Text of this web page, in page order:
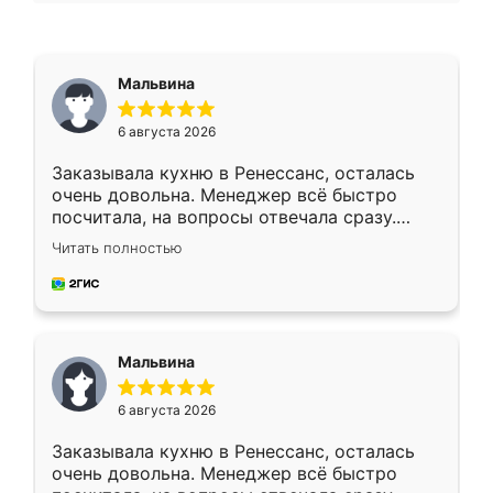
Мальвина
6 августа 2026
Заказывала кухню в Ренессанс, осталась
очень довольна. Менеджер всё быстро
посчитала, на вопросы отвечала сразу.
Замерщик приехал в субботу, подошёл к
делу со всей ответственностью. Собрали
за день, ребята работали аккуратно, даже
Читать полностью
Мальвина
6 августа 2026
Заказывала кухню в Ренессанс, осталась
очень довольна. Менеджер всё быстро